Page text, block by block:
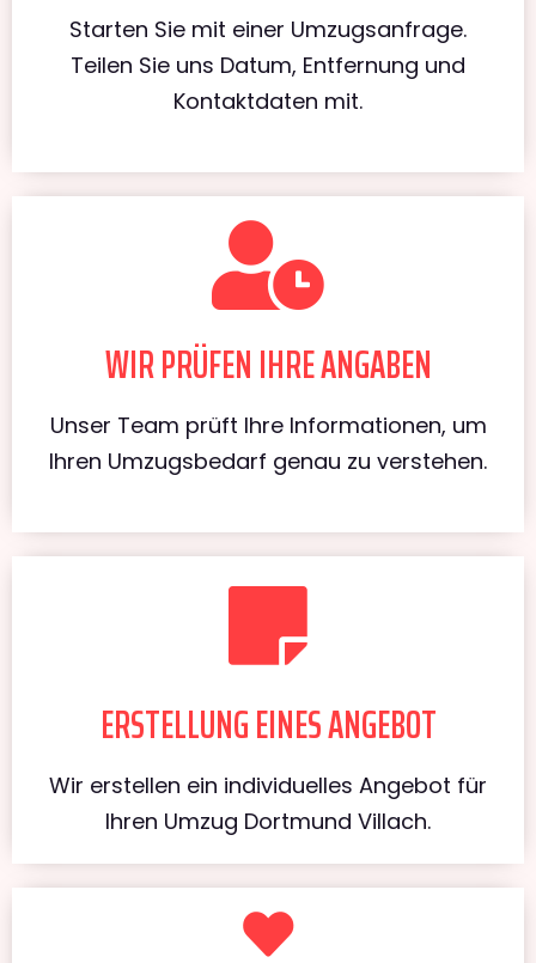
Starten Sie mit einer Umzugsanfrage.
Teilen Sie uns Datum, Entfernung und
Kontaktdaten mit.
WIR PRÜFEN IHRE ANGABEN
Unser Team prüft Ihre Informationen, um
Ihren Umzugsbedarf genau zu verstehen.
ERSTELLUNG EINES ANGEBOT
Wir erstellen ein individuelles Angebot für
Ihren Umzug Dortmund Villach.